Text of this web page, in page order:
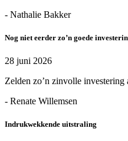
- Nathalie Bakker
Nog niet eerder zo’n goede
28 juni 2026
Zelden zo’n zinvolle investering
- Renate Willemsen
Indrukwekkende uitstraling